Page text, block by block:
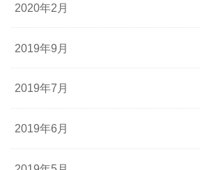
2020年2月
2019年9月
2019年7月
2019年6月